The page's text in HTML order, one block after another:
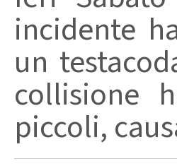
incidente
un
collisione
piccoli,